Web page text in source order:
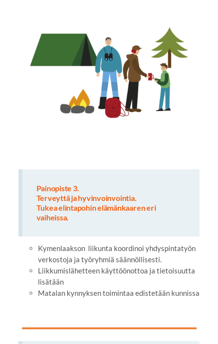
Painopiste 3.
Terveyttä ja hyvinvoinvointia.
Tukea elintapohin elämänkaaren eri
vaiheissa.
Kymenlaakson liikunta koordinoi yhdyspintatyön
verkostoja ja työryhmiä säännöllisesti.
Liikkumislähetteen käyttöönottoa ja tietoisuutta
lisätään
Matalan kynnyksen toimintaa edistetään kunnissa